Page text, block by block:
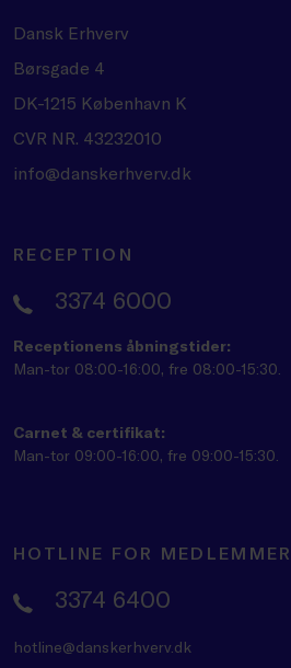
Dansk Erhverv
Børsgade 4
DK-1215 København K
CVR NR. 43232010
info@danskerhverv.dk
RECEPTION
3374 6000
Receptionens åbningstider:
Man-tor 08:00-16:00, fre 08:00-15:30.
Carnet & certifikat:
Man-tor 09:00-16:00, fre 09:00-15:30.
HOTLINE FOR MEDLEMMER
3374 6400
hotline@danskerhverv.dk